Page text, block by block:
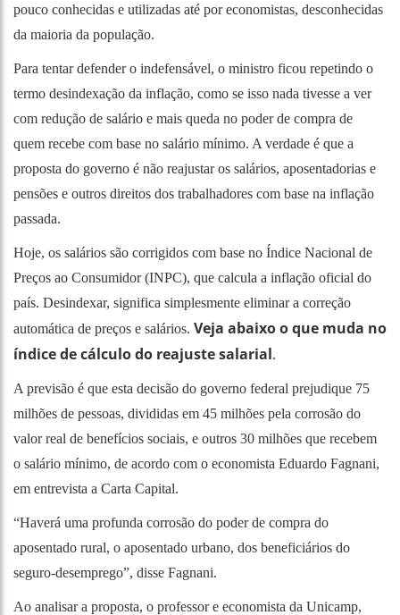
pouco conhecidas e utilizadas até por economistas, desconhecidas
da maioria da população.
Para tentar defender o indefensável, o ministro ficou repetindo o
termo desindexação da inflação, como se isso nada tivesse a ver
com redução de salário e mais queda no poder de compra de
quem recebe com base no salário mínimo. A verdade é que a
proposta do governo é não reajustar os salários, aposentadorias e
pensões e outros direitos dos trabalhadores com base na inflação
passada.
Hoje, os salários são corrigidos com base no Índice Nacional de
Preços ao Consumidor (INPC), que calcula a inflação oficial do
país. Desindexar, significa simplesmente eliminar a correção
automática de preços e salários. Veja abaixo o que muda no
índice de cálculo do reajuste salarial.
A previsão é que esta decisão do governo federal prejudique 75
milhões de pessoas, divididas em 45 milhões pela corrosão do
valor real de benefícios sociais, e outros 30 milhões que recebem
o salário mínimo, de acordo com o economista Eduardo Fagnani,
em entrevista a Carta Capital.
“Haverá uma profunda corrosão do poder de compra do
aposentado rural, o aposentado urbano, dos beneficiários do
seguro-desemprego”, disse Fagnani.
Ao analisar a proposta, o professor e economista da Unicamp,